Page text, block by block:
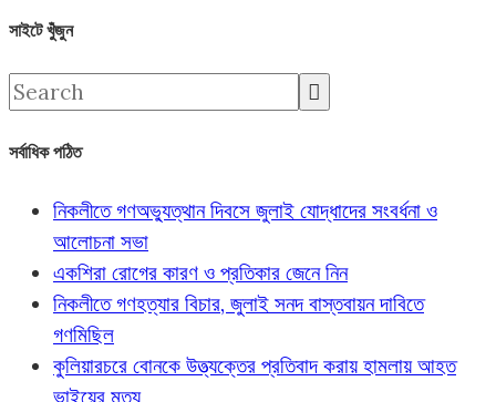
সাইটে খুঁজুন
সর্বাধিক পঠিত
নিকলীতে গণঅভ্যুত্থান দিবসে জুলাই যোদ্ধাদের সংবর্ধনা ও
আলোচনা সভা
একশিরা রোগের কারণ ও প্রতিকার জেনে নিন
নিকলীতে গণহত্যার বিচার, জুলাই সনদ বাস্তবায়ন দাবিতে
গণমিছিল
কুলিয়ারচরে বোনকে উত্ত্যক্তের প্রতিবাদ করায় হামলায় আহত
ভাইয়ের মৃত্যু